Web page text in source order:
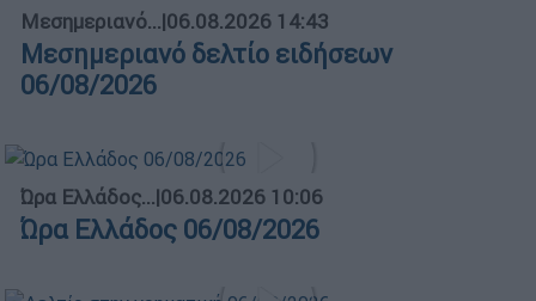
Μεσημεριανό...|06.08.2026 14:43
Μεσημεριανό δελτίο ειδήσεων
06/08/2026
Ώρα Ελλάδος...|06.08.2026 10:06
Ώρα Ελλάδος 06/08/2026